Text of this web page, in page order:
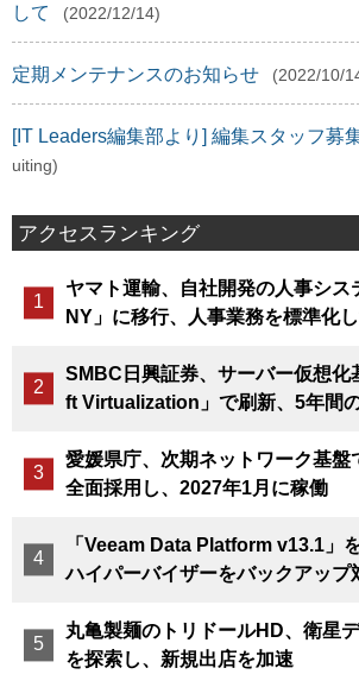
して
(2022/12/14)
定期メンテナンスのお知らせ (2022/10/
[IT Leaders編集部より] 編集スタッフ募
uiting)
アクセスランキング
ヤマト運輸、自社開発の人事シス
NY」に移行、人事業務を標準化
SMBC日興証券、サーバー仮想
ft Virtualization」で刷新、5年間
愛媛県庁、次期ネットワーク基盤
全面採用し、2027年1月に稼働
「Veeam Data Platform v13.1」
ハイパーバイザーをバックアップ
丸亀製麺のトリドールHD、衛星
を探索し、新規出店を加速